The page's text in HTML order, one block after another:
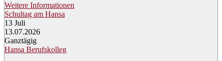
Weitere Informationen
Schultag am Hansa
13 Juli
13.07.2026
Ganztägig
Hansa Berufskolleg